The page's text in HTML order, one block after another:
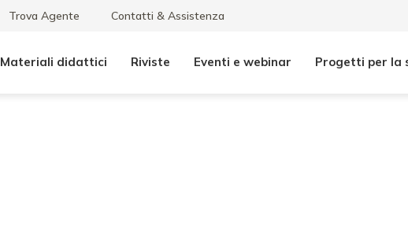
Trova Agente Contatti & Assistenza
Materiali didattici Riviste Eventi e webinar Progetti per la